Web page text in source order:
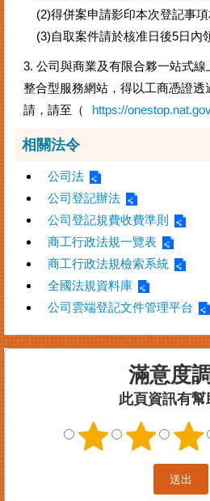
(2)得併案申請影印本次登記事項
(3)自取案件請於核准日後5日內
3. 公司與商業及有限合夥一站式
整合型服務網站，得以工商憑證透
請，請至（
https://
相關法令
公司法
公司登記辦法
公司登記規費收費準則
商工行政法規一覽表
商工行政法規檢索系統
全國法規資料庫
公司雲端登記文件管理平台
滿意度
此頁資訊有幫